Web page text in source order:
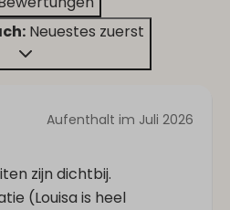
Neuestes zuerst
Aufenthalt im Juli 2026
zijn dichtbij.
(Louisa is heel